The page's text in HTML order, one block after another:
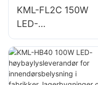
KML-FL2C 150W
LED-
flomlysleverandør
for utendørs vegg-
og
områdebelysning